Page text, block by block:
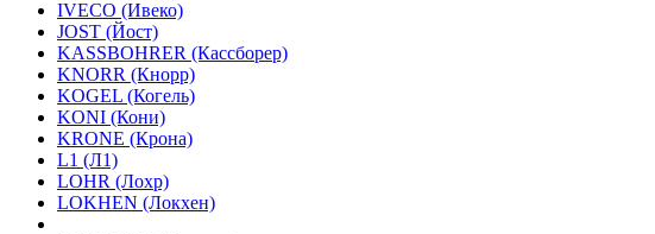
IVECO (Ивеко)
JOST (Йост)
KASSBOHRER (Касcборер)
KNORR (Кнорр)
KOGEL (Когель)
KONI (Кони)
KRONE (Крона)
L1 (Л1)
LOHR (Лохр)
LOKHEN (Локхен)